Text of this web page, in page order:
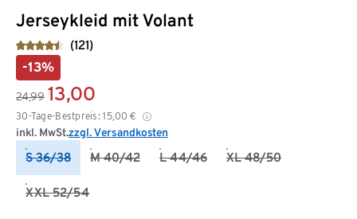
Jerseykleid mit Volant
(121)
-13%
24,99 13,00
30-Tage-Bestpreis: 15,00 €
inkl. MwSt.zzgl. Versandkosten
S 36/38 M 40/42 L 44/46 XL 48/50
XXL 52/54